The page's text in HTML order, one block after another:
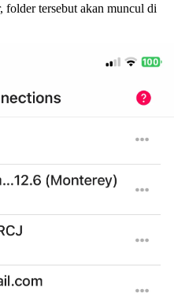
folder tersebut akan muncul di